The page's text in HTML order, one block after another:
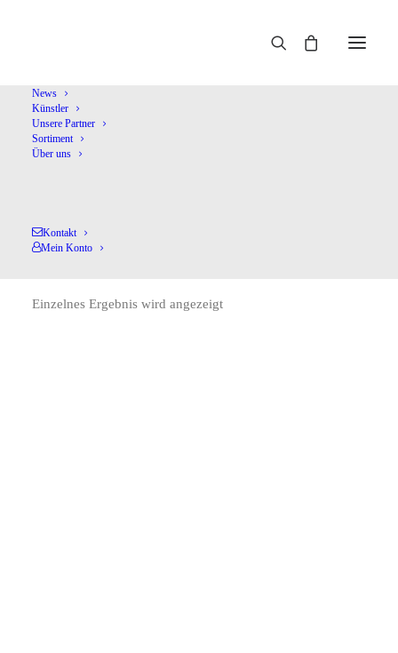
News
Künstler
Unsere Partner
Sortiment
Über uns
Kontakt
Mein Konto
Schulz,G.
Einzelnes Ergebnis wird angezeigt